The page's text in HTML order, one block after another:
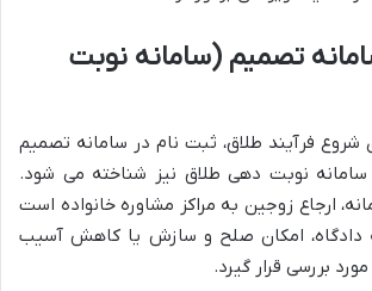
تصمیم (سامانه نوبت
شروع فرآیند طلاق، ثبت نام در سامانه تصمیم
نوبت دهی طلاق نیز شناخته می شود.
ارجاع زوجین به مراکز مشاوره خانواده است
دادگاه، امکان صلح و سازش یا کاهش آسیب
بررسی قرار گیرد.